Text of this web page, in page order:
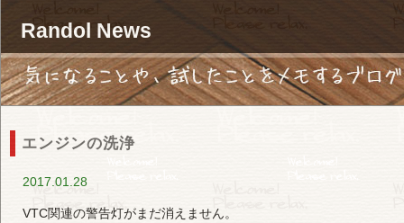
Randol News
エンジンの洗浄
2017.01.28
VTC関連の警告灯がまだ消えません。